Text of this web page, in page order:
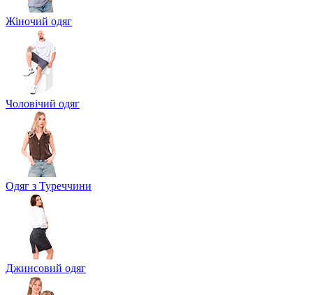
Жіночий одяг
Чоловічий одяг
Одяг з Туреччини
Джинсовий одяг